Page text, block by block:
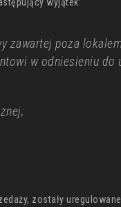
zawartej poza
w odniesieniu do
zostały